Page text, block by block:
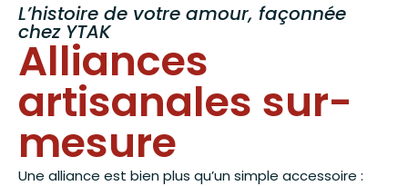
L’histoire de votre amour, façonnée
chez YTAK
Alliances
artisanales sur-
mesure
Une alliance est bien plus qu’un simple accessoire :